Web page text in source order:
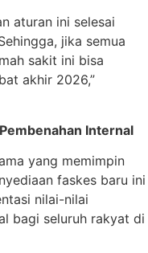
aturan ini selesai
jika semua
sakit ini bisa
akhir 2026,”
Internal
yang memimpin
faskes baru ini
nilai-nilai
bagi seluruh rakyat di